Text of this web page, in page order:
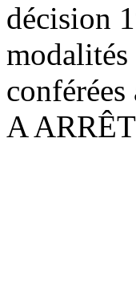
décision
modalités
A